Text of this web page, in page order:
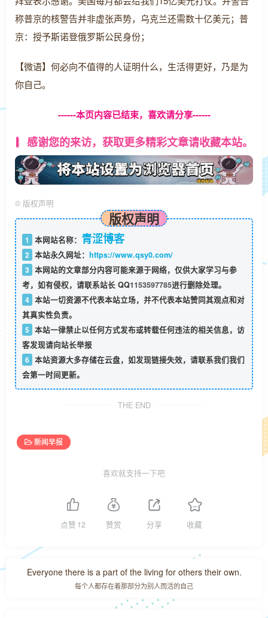
称普京的核警告并非虚张声势，乌克兰还需数十亿美元；普
京：授予斯诺登俄罗斯公民身份；
【微语】何必向不值得的人证明什么，生活得更好，乃是为
你自己。
------本页内容已结束，喜欢请分享------
感谢您的来访，获取更多精彩文章请收藏本站。
© 版权声明
版权声明
1 本网站名称： 青涩博客
2 本站永久网址： https://www.qsy0.com/
3 本网站的文章部分内容可能来源于网络，仅供大家学习与参
考，如有侵权，请联系站长 QQ1153597785进行删除处理。
4 本站一切资源不代表本站立场，并不代表本站赞同其观点和对
其真实性负责。
5 本站一律禁止以任何方式发布或转载任何违法的相关信息，访
客发现请向站长举报
6 本站资源大多存储在云盘，如发现链接失效，请联系我们我们
会第一时间更新。
THE END
新闻早报
喜欢就支持一下吧
点赞 12 赞赏 分享 收藏
Everyone there is a part of the living for others their own.
每个人都存在着那部分为别人而活的自己